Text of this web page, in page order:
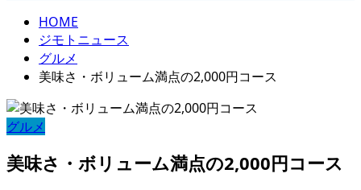
HOME
ジモトニュース
グルメ
美味さ・ボリューム満点の2,000円コース
グルメ
美味さ・ボリューム満点の2,000円コース